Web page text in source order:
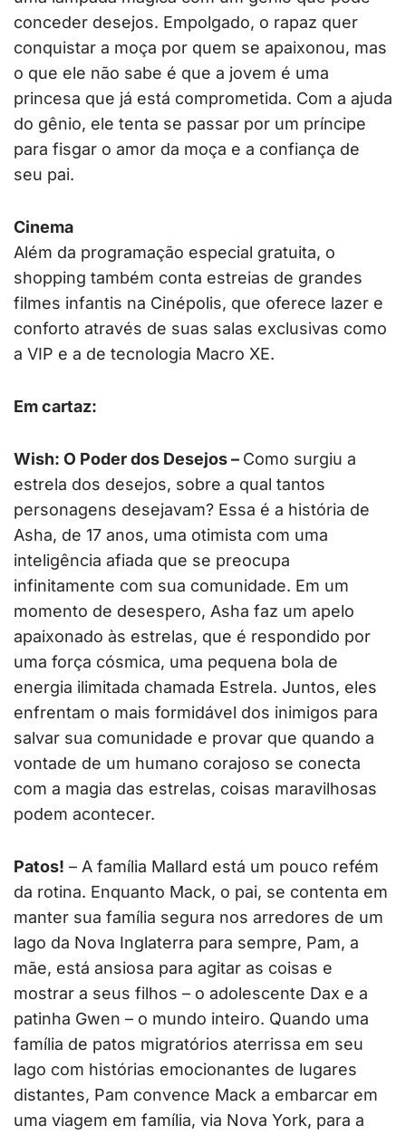
conceder desejos. Empolgado, o rapaz quer
conquistar a moça por quem se apaixonou, mas
o que ele não sabe é que a jovem é uma
princesa que já está comprometida. Com a ajuda
do gênio, ele tenta se passar por um príncipe
para fisgar o amor da moça e a confiança de
seu pai.
Cinema
Além da programação especial gratuita, o
shopping também conta estreias de grandes
filmes infantis na Cinépolis, que oferece lazer e
conforto através de suas salas exclusivas como
a VIP e a de tecnologia Macro XE.
Em cartaz:
Wish: O Poder dos Desejos – Como surgiu a
estrela dos desejos, sobre a qual tantos
personagens desejavam? Essa é a história de
Asha, de 17 anos, uma otimista com uma
inteligência afiada que se preocupa
infinitamente com sua comunidade. Em um
momento de desespero, Asha faz um apelo
apaixonado às estrelas, que é respondido por
uma força cósmica, uma pequena bola de
energia ilimitada chamada Estrela. Juntos, eles
enfrentam o mais formidável dos inimigos para
salvar sua comunidade e provar que quando a
vontade de um humano corajoso se conecta
com a magia das estrelas, coisas maravilhosas
podem acontecer.
Patos! – A família Mallard está um pouco refém
da rotina. Enquanto Mack, o pai, se contenta em
manter sua família segura nos arredores de um
lago da Nova Inglaterra para sempre, Pam, a
mãe, está ansiosa para agitar as coisas e
mostrar a seus filhos – o adolescente Dax e a
patinha Gwen – o mundo inteiro. Quando uma
família de patos migratórios aterrissa em seu
lago com histórias emocionantes de lugares
distantes, Pam convence Mack a embarcar em
uma viagem em família, via Nova York, para a